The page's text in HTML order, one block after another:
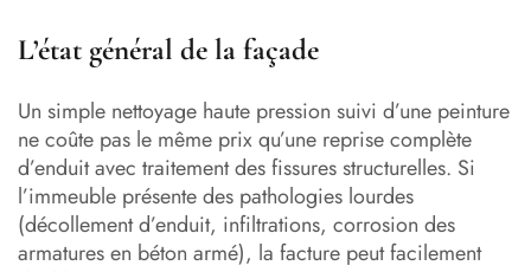
L’état général de la façade
Un simple nettoyage haute pression suivi d’une peinture
ne coûte pas le même prix qu’une reprise complète
d’enduit avec traitement des fissures structurelles. Si
l’immeuble présente des pathologies lourdes
(décollement d’enduit, infiltrations, corrosion des
armatures en béton armé), la facture peut facilement